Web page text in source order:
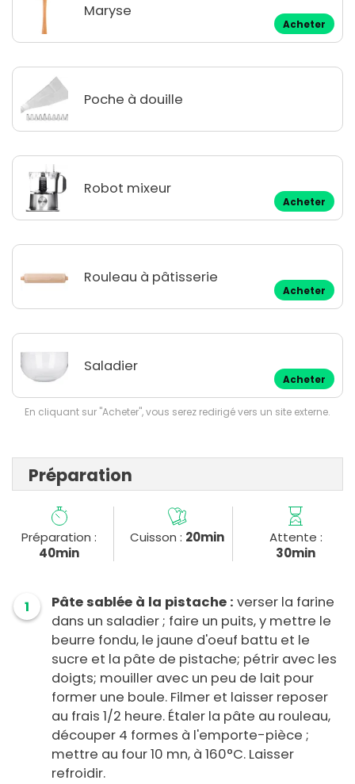
Maryse
Acheter
Poche à douille
Robot mixeur
Acheter
Rouleau à pâtisserie
Acheter
Saladier
Acheter
En cliquant sur "Acheter", vous serez redirigé vers un site externe.
Préparation
Préparation :
40min
Cuisson : 20min
Attente :
30min
1 Pâte sablée à la pistache : verser la farine
dans un saladier ; faire un puits, y mettre le
beurre fondu, le jaune d'oeuf battu et le
sucre et la pâte de pistache; pétrir avec les
doigts; mouiller avec un peu de lait pour
former une boule. Filmer et laisser reposer
au frais 1/2 heure. Étaler la pâte au rouleau,
découper 4 formes à l'emporte-pièce ;
mettre au four 10 mn, à 160°C. Laisser
refroidir.